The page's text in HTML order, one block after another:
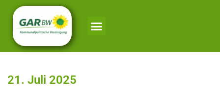
21. Juli 2025